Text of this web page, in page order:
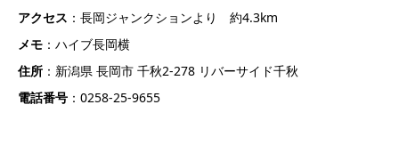
アクセス ：長岡ジャンクションより 約4.3km
メモ ：ハイブ長岡横
住所 ：新潟県 長岡市 千秋2-278 リバーサイド千秋
電話番号 ：0258-25-9655